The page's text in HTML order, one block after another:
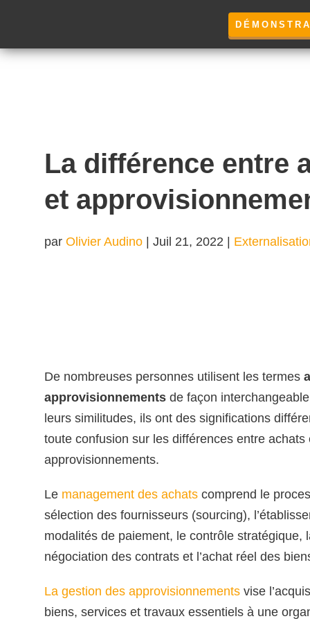
La différence entre
et
par Olivier Audino Juil 21, 2022
De nombreuses personnes utilisent les termes
approvisionnements de façon
leurs similitudes, ils ont des significations
toute confusion sur les différences entre achats
approvisionnements.
Le management des achats comprend le
sélection des fournisseurs (sourcing),
modalités de paiement, le contrôle stratégique,
négociation des contrats et l’achat réel des
La gestion des approvisionnements vise
biens, services et travaux essentiels à une